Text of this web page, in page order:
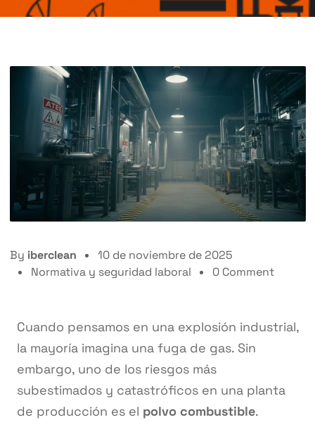
By iberclean
10 de noviembre de 2025
Normativa y seguridad laboral
0 Comment
Cuando pensamos en una explosión industrial,
la mayoría imagina una fuga de gas. Sin
embargo, uno de los riesgos más
subestimados y catastróficos en una planta
de producción es el polvo combustible.